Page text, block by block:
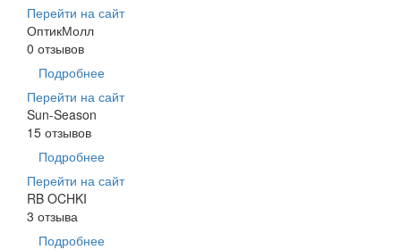
Перейти на сайт
ОптикМолл
0 отзывов
Подробнее
Перейти на сайт
Sun-Season
15 отзывов
Подробнее
Перейти на сайт
RB OCHKI
3 отзыва
Подробнее